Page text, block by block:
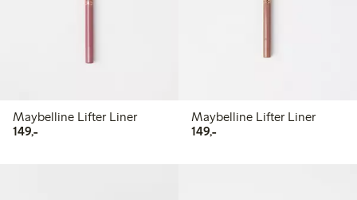
Maybelline Lifter Liner
149,-149,00 kr
Maybelline Lifter Liner
149,-149,00 kr